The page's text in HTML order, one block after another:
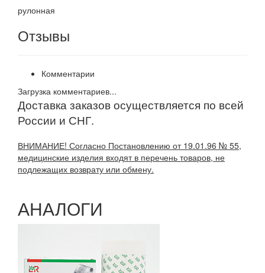
рулонная
Отзывы
Комментарии
Загрузка комментариев...
Доставка заказов осуществляется по всей
России и СНГ.
ВНИМАНИЕ! Согласно Постановлению от 19.01.96 № 55,
медицинские изделия входят в перечень товаров, не
подлежащих возврату или обмену.
АНАЛОГИ